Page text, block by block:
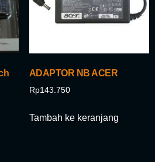
ADAPTOR NB ACER
Rp143.750
Tambah ke keranjang